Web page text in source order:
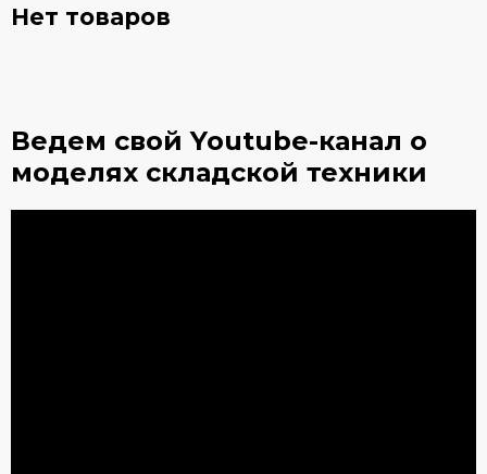
Нет товаров
Ведем свой Youtube-канал о
моделях складской техники